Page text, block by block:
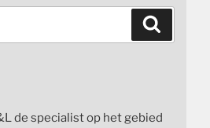
de specialist op het gebied